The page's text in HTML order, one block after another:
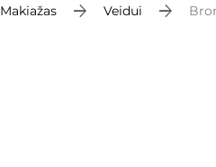
Makiažas Veidui